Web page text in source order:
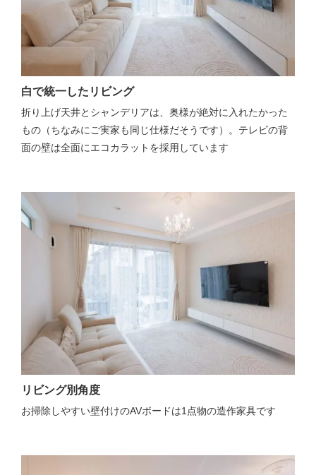
白で統一したリビング
折り上げ天井とシャンデリアは、奥様が絶対に入れたかった
もの（ちなみにご実家も同じ仕様だそうです）。テレビの背
面の壁は全面にエコカラットを採用しています
リビング別角度
お掃除しやすい壁付けのAVボードは1点物の造作家具です